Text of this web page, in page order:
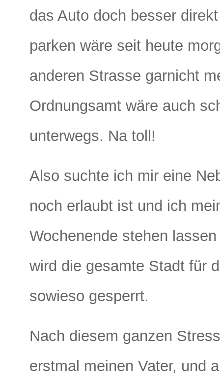
das Auto doch besser
parken wäre seit heute
anderen Strasse garnicht
Ordnungsamt wäre auch
unterwegs. Na toll!
Also suchte ich mir eine
noch erlaubt ist und ich
Wochenende stehen
wird die gesamte Stadt für
sowieso gesperrt.
Nach diesem ganzen
erstmal meinen Vater, und